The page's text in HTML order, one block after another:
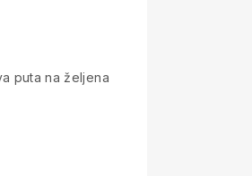
puta na željena